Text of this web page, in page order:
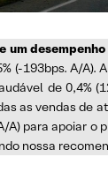
um
193bps. A/A).
de 0,4%
as vendas de
para apoiar
nossa